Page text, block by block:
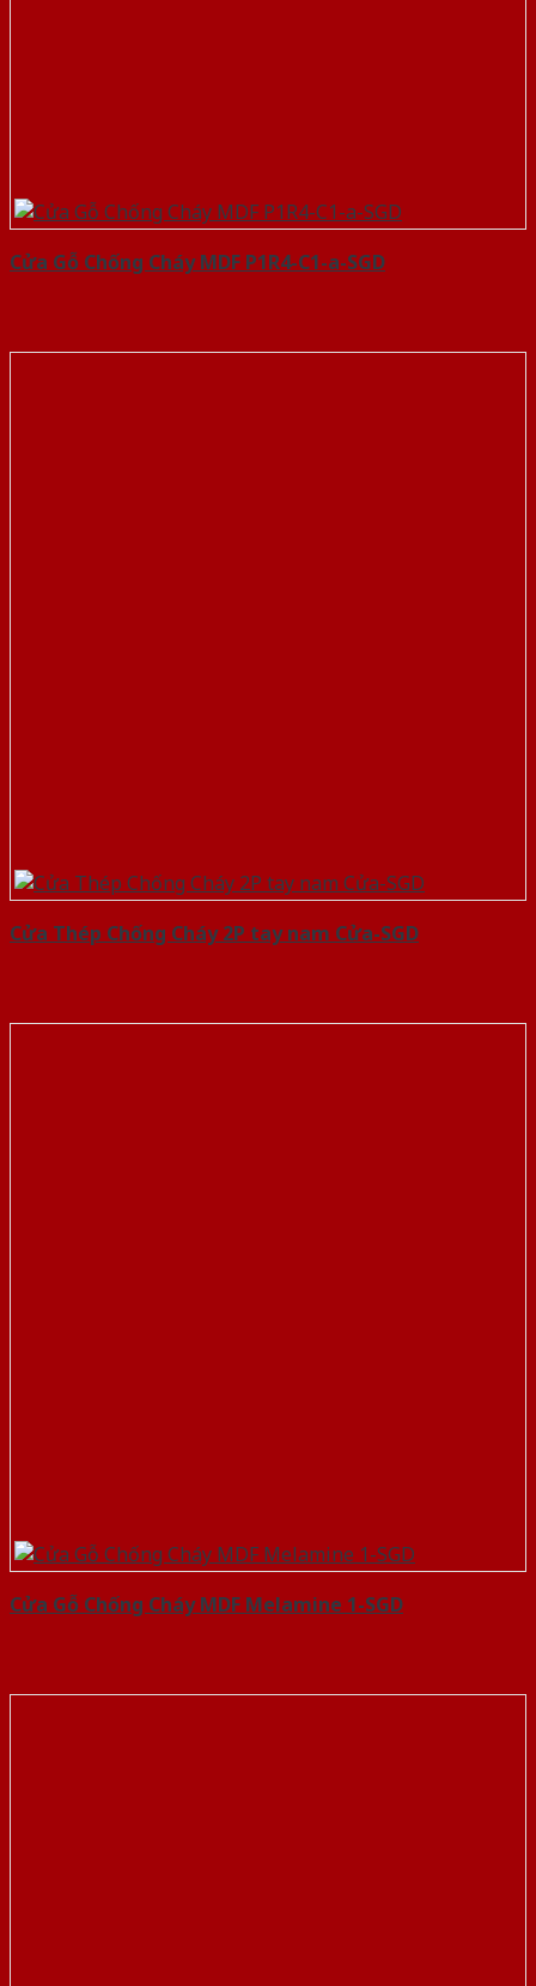
Cửa Gỗ Chống Cháy MDF P1R4-C1-a-SGD
Cửa Thép Chống Cháy 2P tay nam Cửa-SGD
Cửa Gỗ Chống Cháy MDF Melamine 1-SGD